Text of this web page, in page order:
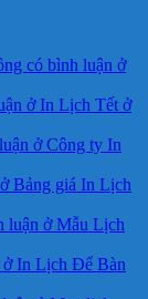
có bình luận ở
ở In Lịch Tết ở
ở Công ty In
ở Bảng giá In Lịch
luận ở Mẫu Lịch
ở In Lịch Để Bàn